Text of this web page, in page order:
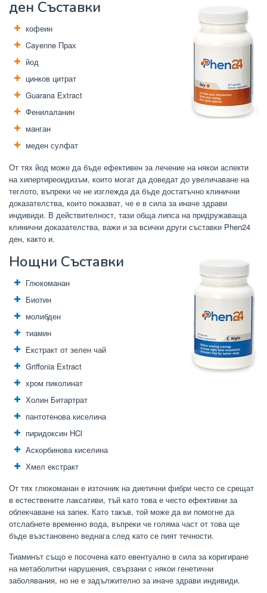
ден Съставки
кофеин
Cayenne Прах
йод
цинков цитрат
Guarana Extract
Фенилаланин
манган
меден сулфат
От тях йод може да бъде ефективен за лечение на някои аспекти
на хипертиреоидизъм, които могат да доведат до увеличаване на
теглото, въпреки че не изглежда да бъде достатъчно клинични
доказателства, които показват, че е в сила за иначе здрави
индивиди. В действителност, тази обща липса на придружаваща
клинични доказателства, важи и за всички други съставки Phen24
ден, както и.
Нощни Съставки
Глюкоманан
Биотин
молибден
тиамин
Екстракт от зелен чай
Griffonia Extract
хром пиколинат
Холин Битартрат
пантотенова киселина
пиридоксин HCl
Аскорбинова киселина
Хмел екстракт
От тях глюкоманан е източник на диетични фибри често се срещат
в естествените лаксативи, тъй като това е често ефективни за
облекчаване на запек. Като такъв, той може да ви помогне да
отслабнете временно вода, въпреки че голяма част от това ще
бъде възстановено веднага след като се пият течности.
Тиаминът също е посочена като евентуално в сила за коригиране
на метаболитни нарушения, свързани с някои генетични
заболявания, но не е задължително за иначе здрави индивиди.